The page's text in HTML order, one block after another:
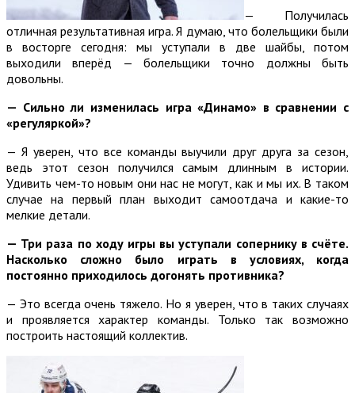
— Получилась
отличная результативная игра. Я думаю, что болельщики были
в восторге сегодня: мы уступали в две шайбы, потом
выходили вперёд — болельщики точно должны быть
довольны.
— Сильно ли изменилась игра «Динамо» в сравнении с
«регуляркой»?
— Я уверен, что все команды выучили друг друга за сезон,
ведь этот сезон получился самым длинным в истории.
Удивить чем-то новым они нас не могут, как и мы их. В таком
случае на первый план выходит самоотдача и какие-то
мелкие детали.
— Три раза по ходу игры вы уступали сопернику в счёте.
Насколько сложно было играть в условиях, когда
постоянно приходилось догонять противника?
— Это всегда очень тяжело. Но я уверен, что в таких случаях
и проявляется характер команды. Только так возможно
построить настоящий коллектив.